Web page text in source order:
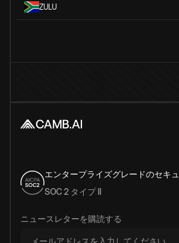
ZULU
エンタープライズグレードのセキ
SOC 2 タイプ II
ニュースレターを購読する